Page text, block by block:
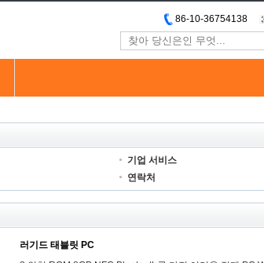
86-10-36754138
기업 서비스
연락처
러기드 태블릿 PC